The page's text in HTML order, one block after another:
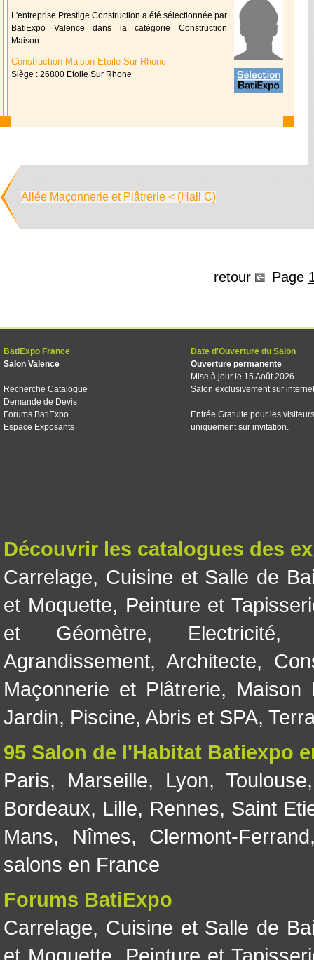
L'entreprise Prestige Construction a été sélectionnée par
BatiExpo Valence dans la catégorie Construction
Maison.
Construction Maison Etoile Sur Rhone
Siège : 26800 Etoile Sur Rhone
Allée Maçonnerie et Plâtrerie < (Hall C)
retour Page
BatiExpo France
Salon Valence
Recherche Catalogue
Demande de Devis
Forums BatiExpo
Espace Exposants
Date d'Ouverture du Salon
Ouverture permanente
Mise à jour le 15 Août 2026
Salon exclusivement sur internet
Entrée Gratuite pour les visiteurs
uniquement sur invitation.
Découvrir les catalogues des
Carrelage, Cuisine et Salle de
et Moquette, Peinture et
et Géomètre, Electricité
Agrandissement, Architecte,
Maçonnerie et Plâtrerie, Maison
Jardin, Piscine, Abris et SPA,
95 Salon de l'Habitat Batiexpo
Paris, Marseille, Lyon, Toulouse
Bordeaux, Lille, Rennes, Saint
Mans, Nîmes, Clermont-Ferrand
salons en France
Forums BatiExpo
Carrelage, Cuisine et Salle de